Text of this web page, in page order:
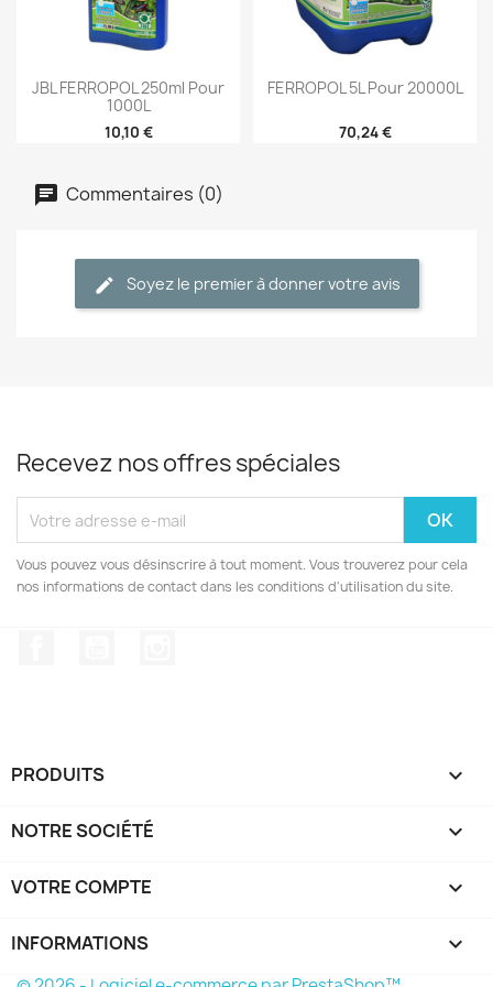
chlore dangereux et les chloramines sont
neutralisés.
JBL FERROPOL 250ml Pour
1000L
10,10 €
FERROPOL 5L Pour 20000L
70,24 €
Commentaires (0)
Soyez le premier à donner votre avis
Recevez nos offres spéciales
Vous pouvez vous désinscrire à tout moment. Vous trouverez pour cela
nos informations de contact dans les conditions d'utilisation du site.
PRODUITS 
NOTRE SOCIÉTÉ 
VOTRE COMPTE 
INFORMATIONS keyboard_arrow_down